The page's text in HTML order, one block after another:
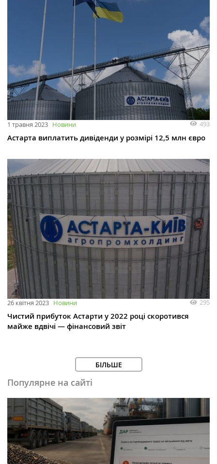
1 травня 2023 Новини 493
Астарта виплатить дивіденди у розмірі 12,5 млн євро
26 квітня 2023 Новини 295
Чистий прибуток Астарти у 2022 році скоротився
майже вдвічі — фінансовий звіт
БІЛЬШЕ
Популярне на сайті